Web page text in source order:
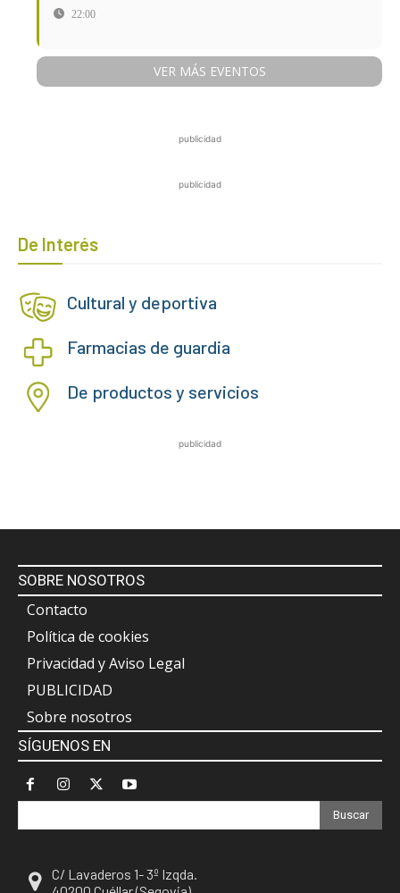
22:00
VER MÁS EVENTOS
publicidad
publicidad
De Interés
Cultural y deportiva
Farmacias de guardia
De productos y servicios
publicidad
SOBRE NOSOTROS
Contacto
Política de cookies
Privacidad y Aviso Legal
PUBLICIDAD
Sobre nosotros
SÍGUENOS EN
Buscar
C/ Lavaderos 1- 3º Izqda.